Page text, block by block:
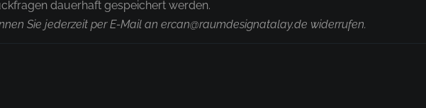
dauerhaft gespeichert werden.
Sie jederzeit per E-Mail an ercan@raumdesignatalay.de widerrufen.